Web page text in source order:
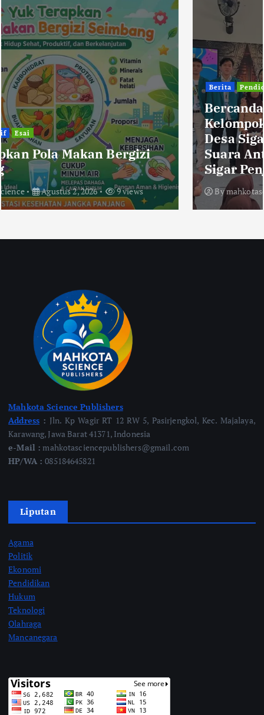
Berita Pendidikan
Bercanda Kok Bikin Sedih?
Kelompok KKP 194 UIN Mataram di
Desa Sigar Penjalin Menggaungkan
Suara Anti-Bullying dari SDN 5
Sigar Penjalin
Bymahkotascience Agustus 2, 2026 28 views
Mahkota Science Publishers
Address : Jln. Kp Wagir RT 12 RW 5, Pasirjengkol, Kec. Majalaya,
Karawang, Jawa Barat 41371, Indonesia
e-Mail : mahkotasciencepublishers@gmail.com
HP/WA :085184645821
Liputan
Agama
Politik
Ekonomi
Pendidikan
Hukum
Teknologi
Olahraga
Mancanegara